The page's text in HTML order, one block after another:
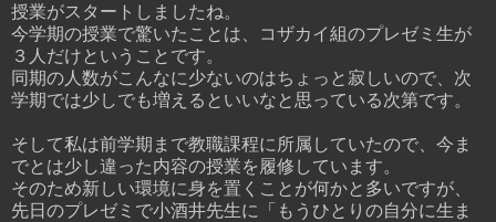
授業がスタートしましたね。
今学期の授業で驚いたことは、コザカイ組のプレゼミ生が
３人だけということです。
同期の人数がこんなに少ないのはちょっと寂しいので、次
学期では少しでも増えるといいなと思っている次第です。
そして私は前学期まで教職課程に所属していたので、今ま
でとは少し違った内容の授業を履修しています。
そのため新しい環境に身を置くことが何かと多いですが、
先日のプレゼミで小酒井先生に「もうひとりの自分に生ま